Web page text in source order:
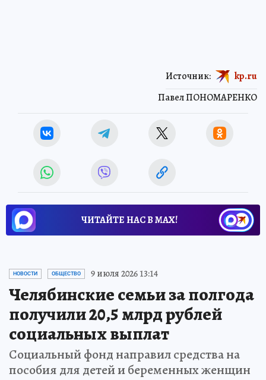
Павел ПОНОМАРЕНКО
Источник: kp.ru
ЧИТАЙТЕ НАС В МАХ!
НОВОСТИ ОБЩЕСТВО 9 июля 2026 13:14
Челябинские семьи за полгода
получили 20,5 млрд рублей
социальных выплат
Социальный фонд направил средства на
пособия для детей и беременных женщин